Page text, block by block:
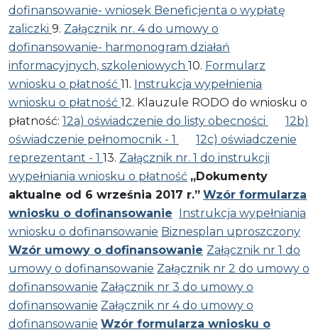
dofinansowanie- wniosek Beneficjenta o wypłatę
zaliczki 9. Załącznik nr. 4 do umowy o
dofinansowanie- harmonogram działań
informacyjnych, szkoleniowych 10. Formularz
wniosku o płatność 11. Instrukcja wypełnienia
wniosku o płatność 12. Klauzule RODO do wniosku o
płatność: 12a) oświadczenie do listy obecności
12b)
oświadczenie pełnomocnik - 1
12c) oświadczenie
reprezentant - 1 13. Załącznik nr. 1 do instrukcji
wypełniania wniosku o płatność „Dokumenty
aktualne od 6 września 2017 r.” Wzór formularza
wniosku o dofinansowanie Instrukcja wypełniania
wniosku o dofinansowanie Biznesplan uproszczony
Wzór umowy o dofinansowanie Załącznik nr 1 do
umowy o dofinansowanie Załącznik nr 2 do umowy o
dofinansowanie Załącznik nr 3 do umowy o
dofinansowanie Załącznik nr 4 do umowy o
dofinansowanie Wzór formularza wniosku o